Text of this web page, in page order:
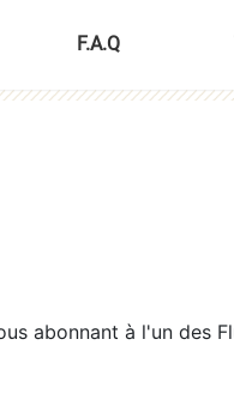
F.A.Q
abonnant à l'un des